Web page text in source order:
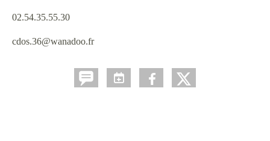
02.54.35.55.30
cdos.36@wanadoo.fr